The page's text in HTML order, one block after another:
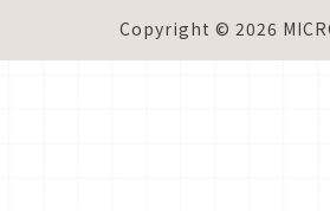
Copyright © 2026